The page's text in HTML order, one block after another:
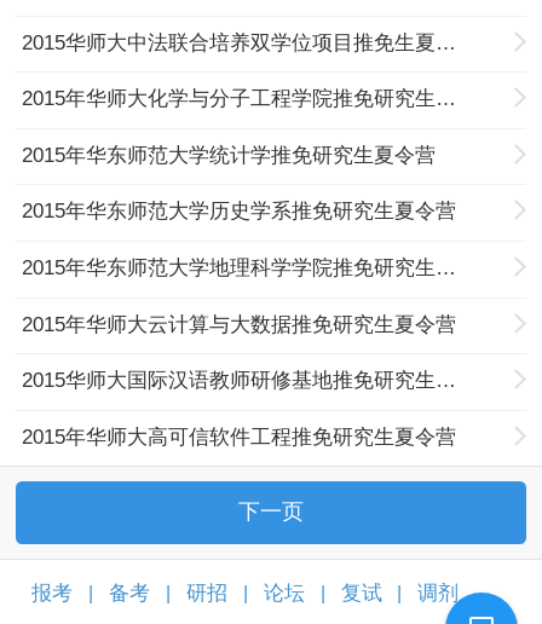
2015华师大中法联合培养双学位项目推免生夏令营
2015年华师大化学与分子工程学院推免研究生夏令营
2015年华东师范大学统计学推免研究生夏令营
2015年华东师范大学历史学系推免研究生夏令营
2015年华东师范大学地理科学学院推免研究生夏令营
2015年华师大云计算与大数据推免研究生夏令营
2015华师大国际汉语教师研修基地推免研究生夏令营
2015年华师大高可信软件工程推免研究生夏令营
下一页
报考 备考 研招 论坛 复试 调剂